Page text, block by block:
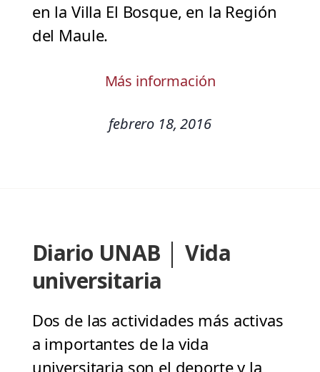
en la Villa El Bosque, en la Región
del Maule.
Más información
febrero 18, 2016
Diario UNAB │ Vida
universitaria
Dos de las actividades más activas
a importantes de la vida
universitaria son el deporte y la